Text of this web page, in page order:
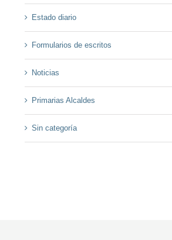
Estado diario
Formularios de escritos
Noticias
Primarias Alcaldes
Sin categoría